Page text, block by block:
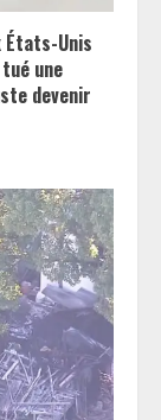
Unis
une
devenir